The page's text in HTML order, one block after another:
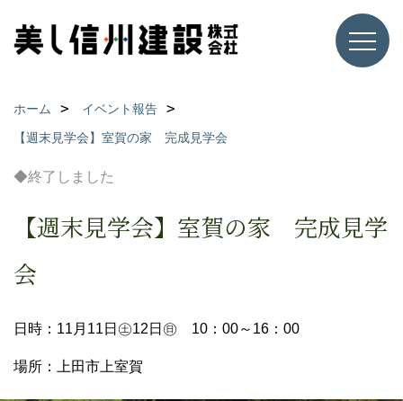
ホーム
イベント報告
【週末見学会】室賀の家 完成見学会
◆終了しました
【週末見学会】室賀の家 完成見学
会
日時：11月11日㊏12日㊐ 10：00～16：00
場所：上田市上室賀